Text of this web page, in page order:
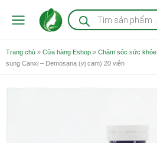
Tìm
kiếm
sản
Trang chủ » Cửa hàng Eshop » Chăm sóc sức khỏe
sung Canxi – Demosana (vị cam) 20 viên